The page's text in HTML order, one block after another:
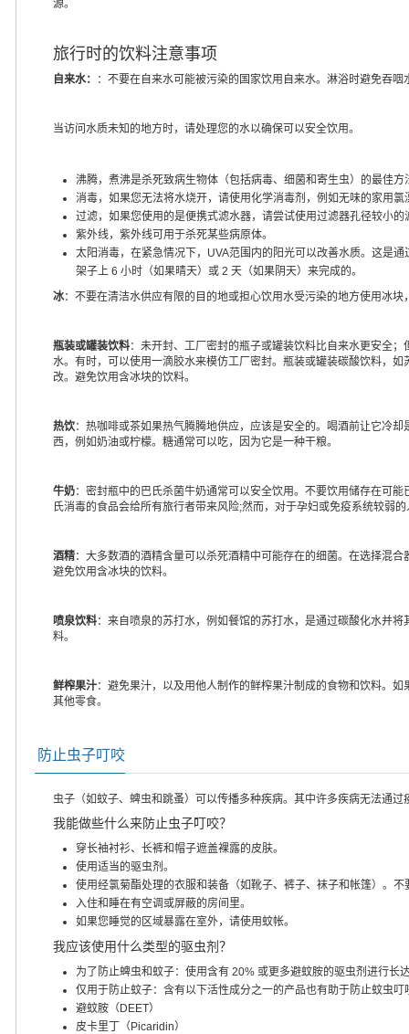
源。
旅行时的饮料注意事项
自来水： ：不要在自来水可能被污染的国家饮用自来水。淋浴时避免吞
当访问水质未知的地方时，请处理您的水以确保可以安全饮用。
沸腾，煮沸是杀死致病生物体（包括病毒、细菌和寄生虫）的最佳方
消毒，如果您无法将水烧开，请使用化学消毒剂，例如无味的家用
过滤，如果您使用的是便携式滤水器，请尝试使用过滤器孔径较小
紫外线，紫外线可用于杀死某些病原体。
太阳消毒，在紧急情况下，UVA范围内的阳光可以改善水质。这是
架子上 6 小时（如果晴天）或 2 天（如果阴天）来完成的。
冰：不要在清洁水供应有限的目的地或担心饮用水受污染的地方使用冰
瓶装或罐装饮料：未开封、工厂密封的瓶子或罐装饮料比自来水更安全
水。有时，可以使用一滴胶水来模仿工厂密封。瓶装或罐装碳酸饮料，
改。避免饮用含冰块的饮料。
热饮：热咖啡或茶如果热气腾腾地供应，应该是安全的。喝酒前让它冷
西，例如奶油或柠檬。糖通常可以吃，因为它是一种干粮。
牛奶：密封瓶中的巴氏杀菌牛奶通常可以安全饮用。不要饮用储存在可
氏消毒的食品会给所有旅行者带来风险;然而，对于孕妇或免疫系统较弱
酒精：大多数酒的酒精含量可以杀死酒精中可能存在的细菌。在选择混
避免饮用含冰块的饮料。
喷泉饮料：来自喷泉的苏打水，例如餐馆的苏打水，是通过碳酸化水并
料。
鲜榨果汁：避免果汁，以及用他人制作的鲜榨果汁制成的食物和饮料。
其他零食。
防止虫子叮咬
虫子（如蚊子、蜱虫和跳蚤）可以传播多种疾病。其中许多疾病无法通
我能做些什么来防止虫子叮咬？
穿长袖衬衫、长裤和帽子遮盖裸露的皮肤。
使用适当的驱虫剂。
使用经氯菊酯处理的衣服和装备（如靴子、裤子、袜子和帐篷）。
入住和睡在有空调或屏蔽的房间里。
如果您睡觉的区域暴露在室外，请使用蚊帐。
我应该使用什么类型的驱虫剂？
为了防止蜱虫和蚊子：使用含有 20% 或更多避蚊胺的驱虫剂进行长
仅用于防止蚊子：含有以下活性成分之一的产品也有助于防止蚊虫
避蚊胺（DEET）
皮卡里丁（Picaridin）